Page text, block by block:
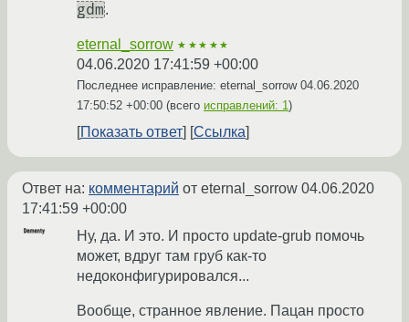
gdm.
eternal_sorrow ★★★★★
04.06.2020 17:41:59 +00:00
Последнее исправление: eternal_sorrow 04.06.2020
17:50:52 +00:00 (всего исправлений: 1)
Показать ответ Ссылка
Ответ на: комментарий от eternal_sorrow 04.06.2020
17:41:59 +00:00
Ну, да. И это. И просто update-grub помочь
может, вдруг там груб как-то
недоконфигурировался...
Вообще, странное явление. Пацан просто